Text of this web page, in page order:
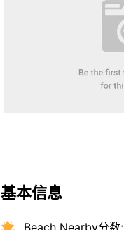
基本信息